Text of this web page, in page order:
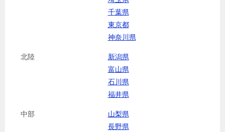
千葉県
東京都
神奈川県
北陸
新潟県
富山県
石川県
福井県
中部
山梨県
長野県